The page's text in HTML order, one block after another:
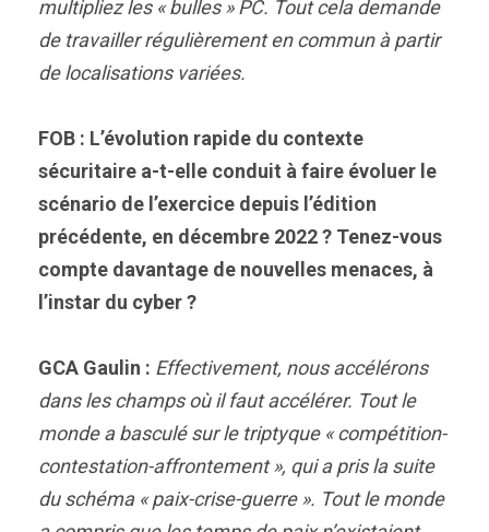
multipliez les « bulles » PC. Tout cela demande
de travailler régulièrement en commun à partir
de localisations variées.
FOB : L’évolution rapide du contexte
sécuritaire a-t-elle conduit à faire évoluer le
scénario de l’exercice depuis l’édition
précédente, en décembre 2022 ? Tenez-vous
compte davantage de nouvelles menaces, à
l’instar du cyber ?
GCA Gaulin : Effectivement, nous accélérons
dans les champs où il faut accélérer. Tout le
monde a basculé sur le triptyque « compétition-
contestation-affrontement », qui a pris la suite
du schéma « paix-crise-guerre ». Tout le monde